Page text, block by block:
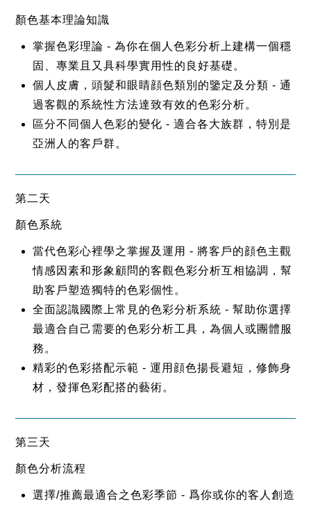
顏色基本理論知識
掌握色彩理論 - 為你在個人色彩分析上建構一個穩
固、專業且又具科學實用性的良好基礎。
個人皮膚，頭髮和眼睛顔色類別的鑒定及分類 - 通
過客觀的系統性方法達致有效的色彩分析。
區分不同個人色彩的變化 - 適合各大族群，特別是
亞洲人的客戶群。
第二天
顏色系統
當代色彩心裡學之掌握及運用 - 將客戶的顔色主觀
情感因素和形象顧問的客觀色彩分析互相協調，幫
助客戶塑造獨特的色彩個性。
全面認識國際上常見的色彩分析系統 - 幫助你選擇
最適合自己需要的色彩分析工具，為個人或團體服
務。
精彩的色彩搭配示範 - 運用顔色揚長避短，修飾身
材，發揮色彩配搭的藝術。
第三天
顏色分析流程
選擇/推薦最適合之色彩季節 - 爲你或你的客人創造